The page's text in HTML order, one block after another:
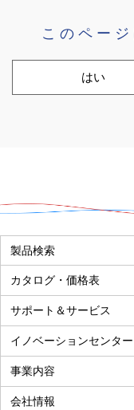
このペー
はい
良い
製品検索
カタログ・価格表
サポート＆サービス
イノベーションセンター
事業内容
会社情報